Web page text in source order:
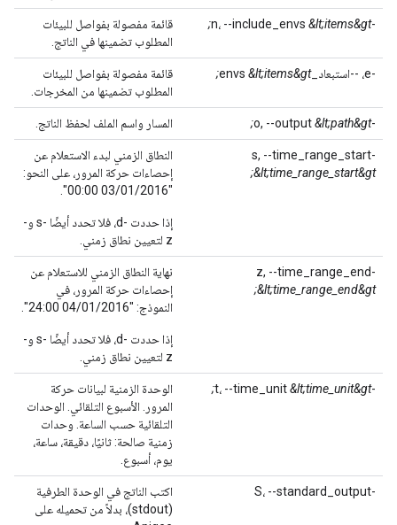
-n، --include_envs&lt;items&gt;
قائمة مفصولة بفواصل للبيئات
المطلوب تضمينها في الناتج.
-e، --استبعاد_envs &lt;items&gt;
قائمة مفصولة بفواصل للبيئات
المطلوب تضمينها من المخرجات.
-o, --output
&lt;path&gt; المسار واسم الملف لحفظ الناتج.
-s, --time_range_start
&lt;time_range_start&gt;
النطاق الزمني لبدء الاستعلام عن
إحصاءات حركة المرور، على النحو:
"03/01/2016 00:00".
إذا حددت -d، فلا تحدد أيضًا -s و-
z لتعيين نطاق زمني.
-z, --time_range_end
&lt;time_range_end&gt;
نهاية النطاق الزمني للاستعلام عن
إحصاءات حركة المرور، في
النموذج: "04/01/2016 24:00".
إذا حددت -d، فلا تحدد أيضًا -s و-
z لتعيين نطاق زمني.
-t، --time_unit&lt;time_unit&gt;
الوحدة الزمنية لبيانات حركة
المرور. الأسبوع التلقائي. الوحدات
التلقائية حسب الساعة. وحدات
زمنية صالحة: ثانيًا، دقيقة، ساعة،
يوم، أسبوع.
-S، --standard_output
اكتب الناتج في الوحدة الطرفية
(stdout)، بدلاً من تحميله على